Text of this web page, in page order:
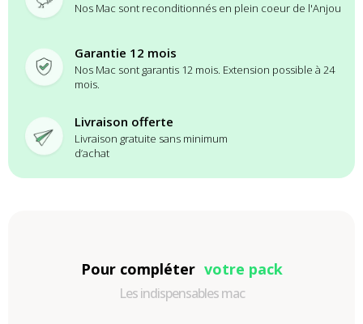
Nos Mac sont reconditionnés en plein coeur de l'Anjou
Garantie 12 mois
Nos Mac sont garantis 12 mois. Extension possible à 24
mois.
Livraison offerte
Livraison gratuite sans minimum
d’achat
Pour compléter votre pack
Les indispensables mac